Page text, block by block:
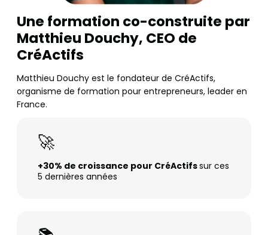
Une formation co-construite par
Matthieu Douchy, CEO de
CréActifs
Matthieu Douchy est le fondateur de CréActifs,
organisme de formation pour entrepreneurs, leader en
France.
🚀
+30% de croissance pour CréActifssur ces
5 dernières années